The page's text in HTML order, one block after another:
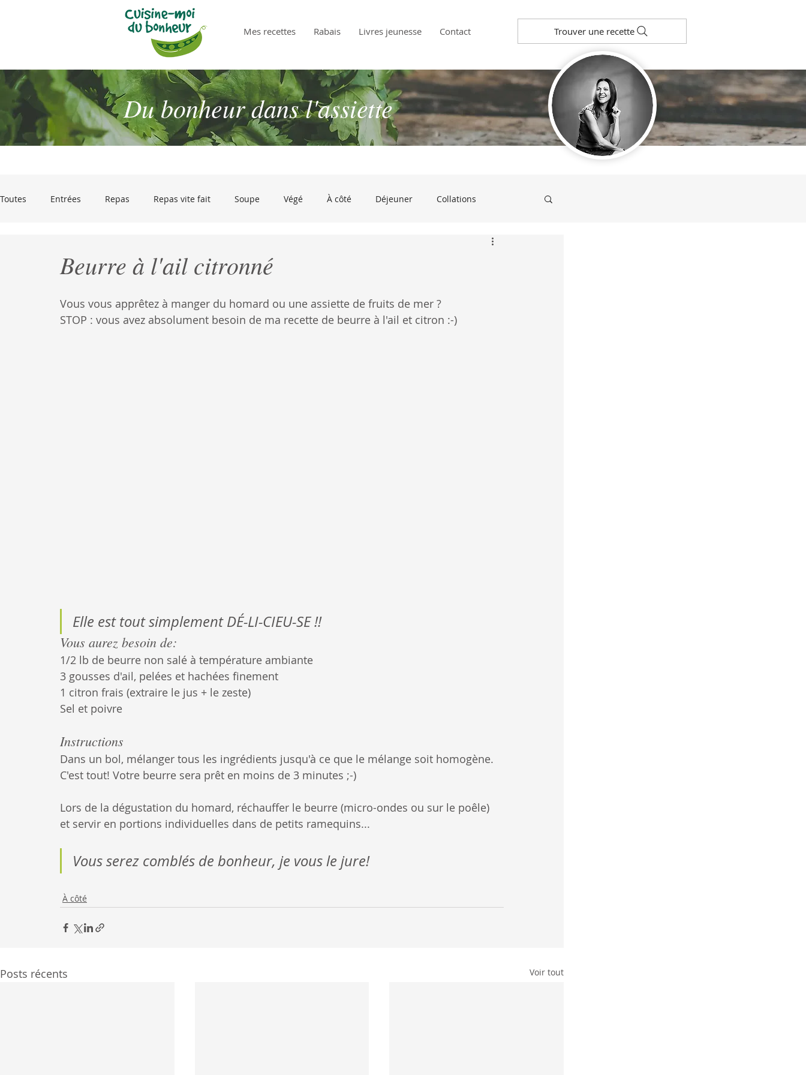
Mes recettes Rabais Livres jeunesse Contact Trouver une recette
Du bonheur dans l'assiette
Toutes Entrées Repas Repas vite fait Soupe Végé À côté Déjeuner Collations
À croquer de rire
Beurre à l'ail citronné
Vous vous apprêtez à manger du homard ou une assiette de fruits de mer ?
STOP : vous avez absolument besoin de ma recette de beurre à l'ail et citron :-)
Elle est tout simplement DÉ-LI-CIEU-SE !!
Vous aurez besoin de:
1/2 lb de beurre non salé à température ambiante
3 gousses d'ail, pelées et hachées finement
1 citron frais (extraire le jus + le zeste)
Sel et poivre
Instructions
Dans un bol, mélanger tous les ingrédients jusqu'à ce que le mélange soit homogène.
C'est tout! Votre beurre sera prêt en moins de 3 minutes ;-)
Lors de la dégustation du homard, réchauffer le beurre (micro-ondes ou sur le poêle)
et servir en portions individuelles dans de petits ramequins...
Vous serez comblés de bonheur, je vous le jure!
À côté
Posts récents Voir tout